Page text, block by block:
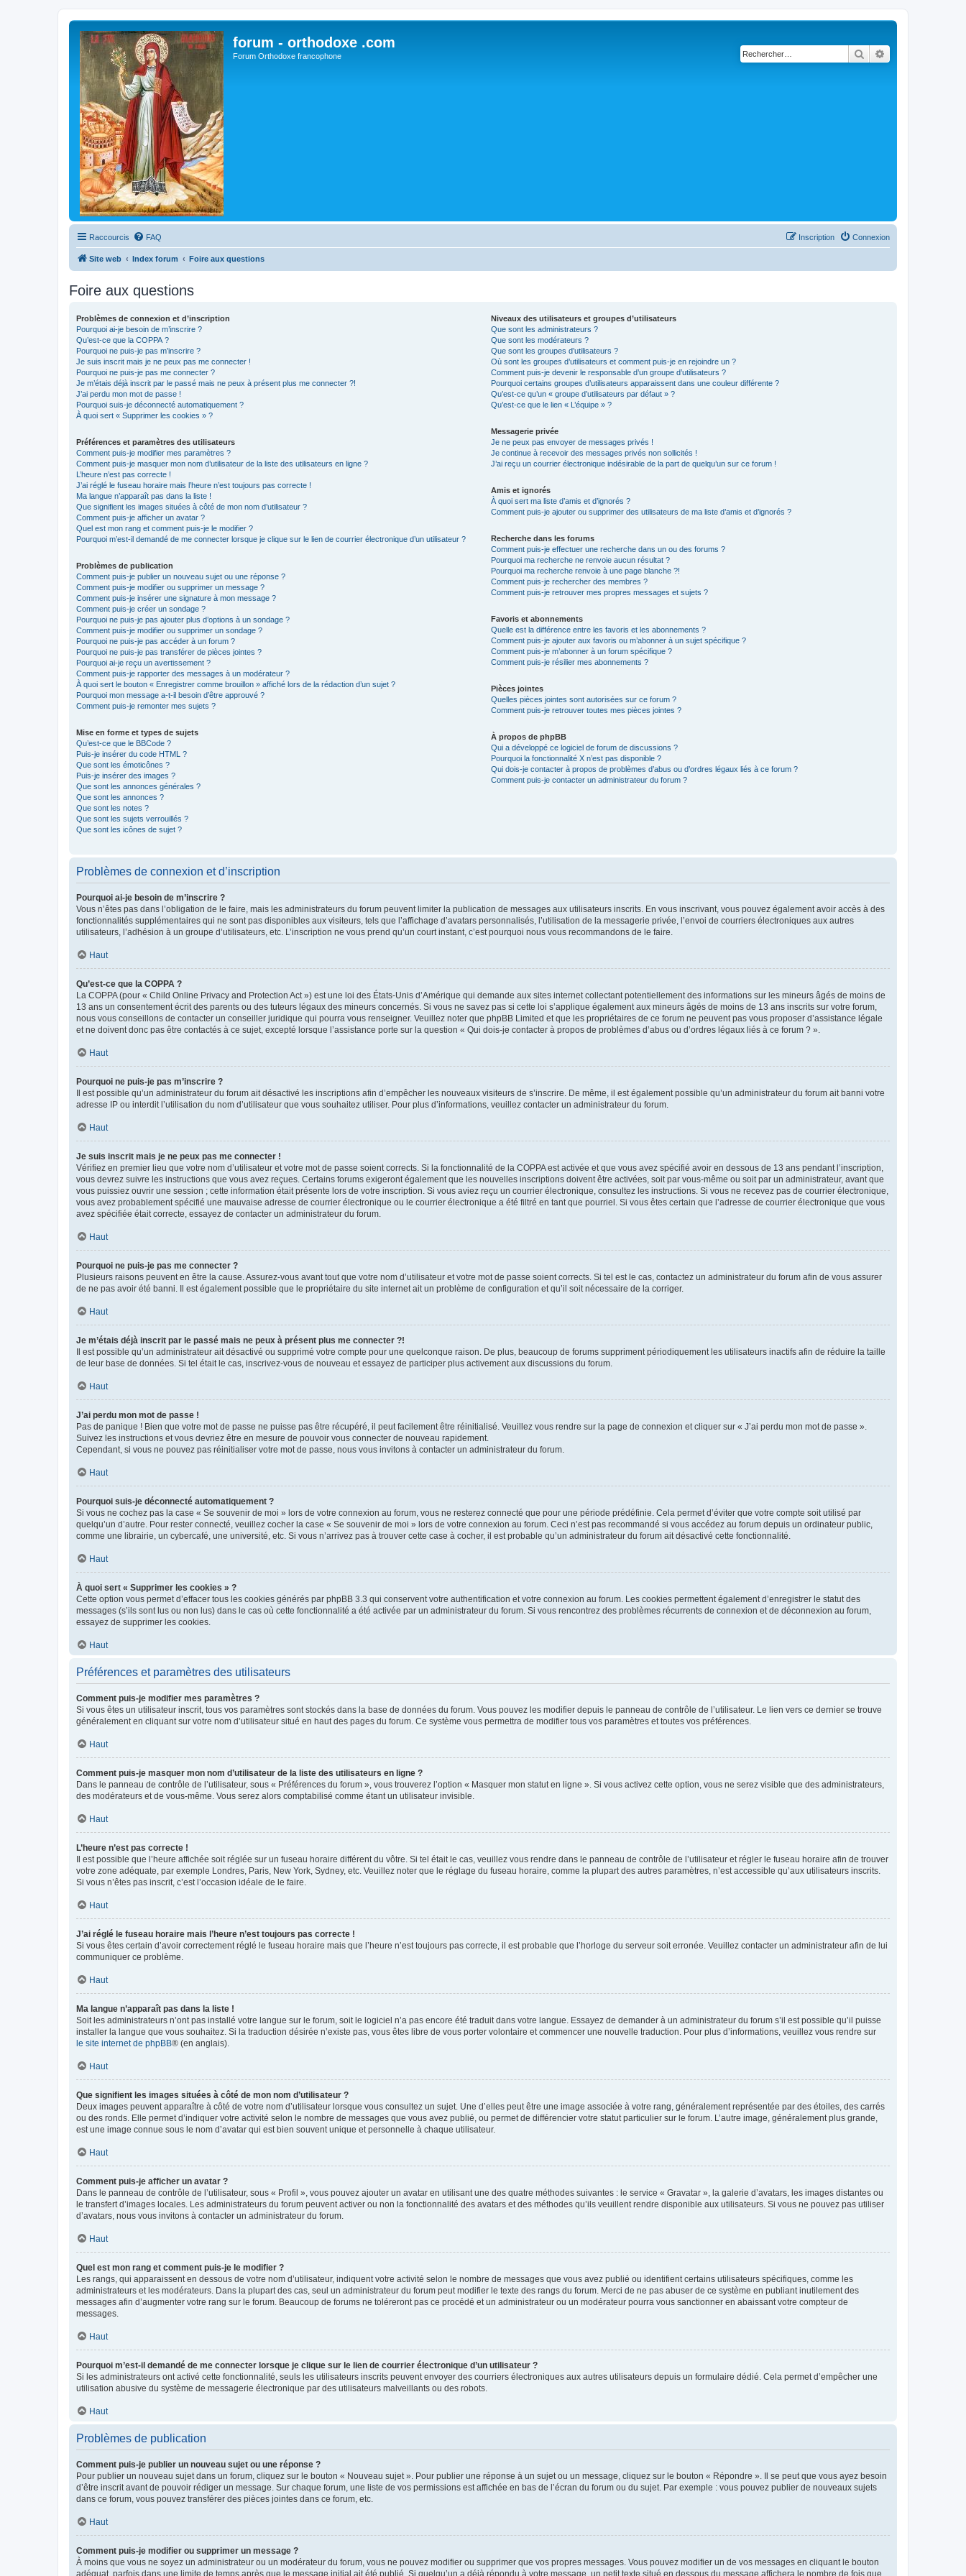
forum - orthodoxe .com
Forum Orthodoxe francophone Rechercher
Raccourcis FAQ Connexion
Inscription
Site web Index forum Foire aux questions
Foire aux questions
Problèmes de connexion et d’inscription
Pourquoi ai-je besoin de m’inscrire ?
Qu’est-ce que la COPPA ?
Pourquoi ne puis-je pas m’inscrire ?
Je suis inscrit mais je ne peux pas me connecter !
Pourquoi ne puis-je pas me connecter ?
Je m’étais déjà inscrit par le passé mais ne peux à présent plus me connecter ?!
J’ai perdu mon mot de passe !
Pourquoi suis-je déconnecté automatiquement ?
À quoi sert « Supprimer les cookies » ?
Préférences et paramètres des utilisateurs
Comment puis-je modifier mes paramètres ?
Comment puis-je masquer mon nom d’utilisateur de la liste des utilisateurs en ligne ?
L’heure n’est pas correcte !
J’ai réglé le fuseau horaire mais l’heure n’est toujours pas correcte !
Ma langue n’apparaît pas dans la liste !
Que signifient les images situées à côté de mon nom d’utilisateur ?
Comment puis-je afficher un avatar ?
Quel est mon rang et comment puis-je le modifier ?
Pourquoi m’est-il demandé de me connecter lorsque je clique sur le lien de courrier électronique d’un utilisateur ?
Problèmes de publication
Comment puis-je publier un nouveau sujet ou une réponse ?
Comment puis-je modifier ou supprimer un message ?
Comment puis-je insérer une signature à mon message ?
Comment puis-je créer un sondage ?
Pourquoi ne puis-je pas ajouter plus d’options à un sondage ?
Comment puis-je modifier ou supprimer un sondage ?
Pourquoi ne puis-je pas accéder à un forum ?
Pourquoi ne puis-je pas transférer de pièces jointes ?
Pourquoi ai-je reçu un avertissement ?
Comment puis-je rapporter des messages à un modérateur ?
À quoi sert le bouton « Enregistrer comme brouillon » affiché lors de la rédaction d’un sujet ?
Pourquoi mon message a-t-il besoin d’être approuvé ?
Comment puis-je remonter mes sujets ?
Mise en forme et types de sujets
Qu’est-ce que le BBCode ?
Puis-je insérer du code HTML ?
Que sont les émoticônes ?
Puis-je insérer des images ?
Que sont les annonces générales ?
Que sont les annonces ?
Que sont les notes ?
Que sont les sujets verrouillés ?
Que sont les icônes de sujet ?
Niveaux des utilisateurs et groupes d’utilisateurs
Que sont les administrateurs ?
Que sont les modérateurs ?
Que sont les groupes d’utilisateurs ?
Où sont les groupes d’utilisateurs et comment puis-je en rejoindre un ?
Comment puis-je devenir le responsable d’un groupe d’utilisateurs ?
Pourquoi certains groupes d’utilisateurs apparaissent dans une couleur différente ?
Qu’est-ce qu’un « groupe d’utilisateurs par défaut » ?
Qu’est-ce que le lien « L’équipe » ?
Messagerie privée
Je ne peux pas envoyer de messages privés !
Je continue à recevoir des messages privés non sollicités !
J’ai reçu un courrier électronique indésirable de la part de quelqu’un sur ce forum !
Amis et ignorés
À quoi sert ma liste d’amis et d’ignorés ?
Comment puis-je ajouter ou supprimer des utilisateurs de ma liste d’amis et d’ignorés ?
Recherche dans les forums
Comment puis-je effectuer une recherche dans un ou des forums ?
Pourquoi ma recherche ne renvoie aucun résultat ?
Pourquoi ma recherche renvoie à une page blanche ?!
Comment puis-je rechercher des membres ?
Comment puis-je retrouver mes propres messages et sujets ?
Favoris et abonnements
Quelle est la différence entre les favoris et les abonnements ?
Comment puis-je ajouter aux favoris ou m’abonner à un sujet spécifique ?
Comment puis-je m’abonner à un forum spécifique ?
Comment puis-je résilier mes abonnements ?
Pièces jointes
Quelles pièces jointes sont autorisées sur ce forum ?
Comment puis-je retrouver toutes mes pièces jointes ?
À propos de phpBB
Qui a développé ce logiciel de forum de discussions ?
Pourquoi la fonctionnalité X n’est pas disponible ?
Qui dois-je contacter à propos de problèmes d’abus ou d’ordres légaux liés à ce forum ?
Comment puis-je contacter un administrateur du forum ?
Problèmes de connexion et d’inscription
Pourquoi ai-je besoin de m’inscrire ?
Vous n’êtes pas dans l’obligation de le faire, mais les administrateurs du forum peuvent limiter la publication de messages aux utilisateurs inscrits. En vous inscrivant, vous pouvez également avoir accès à des
fonctionnalités supplémentaires qui ne sont pas disponibles aux visiteurs, tels que l’affichage d’avatars personnalisés, l’utilisation de la messagerie privée, l’envoi de courriers électroniques aux autres
utilisateurs, l’adhésion à un groupe d’utilisateurs, etc. L’inscription ne vous prend qu’un court instant, c’est pourquoi nous vous recommandons de le faire.
Haut
Qu’est-ce que la COPPA ?
La COPPA (pour « Child Online Privacy and Protection Act ») est une loi des États-Unis d’Amérique qui demande aux sites internet collectant potentiellement des informations sur les mineurs âgés de moins de
13 ans un consentement écrit des parents ou des tuteurs légaux des mineurs concernés. Si vous ne savez pas si cette loi s’applique également aux mineurs âgés de moins de 13 ans inscrits sur votre forum,
nous vous conseillons de contacter un conseiller juridique qui pourra vous renseigner. Veuillez noter que phpBB Limited et que les propriétaires de ce forum ne peuvent pas vous proposer d’assistance légale
et ne doivent donc pas être contactés à ce sujet, excepté lorsque l’assistance porte sur la question « Qui dois-je contacter à propos de problèmes d’abus ou d’ordres légaux liés à ce forum ? ».
Haut
Pourquoi ne puis-je pas m’inscrire ?
Il est possible qu’un administrateur du forum ait désactivé les inscriptions afin d’empêcher les nouveaux visiteurs de s’inscrire. De même, il est également possible qu’un administrateur du forum ait banni votre
adresse IP ou interdit l’utilisation du nom d’utilisateur que vous souhaitez utiliser. Pour plus d’informations, veuillez contacter un administrateur du forum.
Haut
Je suis inscrit mais je ne peux pas me connecter !
Vérifiez en premier lieu que votre nom d’utilisateur et votre mot de passe soient corrects. Si la fonctionnalité de la COPPA est activée et que vous avez spécifié avoir en dessous de 13 ans pendant l’inscription,
vous devrez suivre les instructions que vous avez reçues. Certains forums exigeront également que les nouvelles inscriptions doivent être activées, soit par vous-même ou soit par un administrateur, avant que
vous puissiez ouvrir une session ; cette information était présente lors de votre inscription. Si vous aviez reçu un courrier électronique, consultez les instructions. Si vous ne recevez pas de courrier électronique,
vous avez probablement spécifié une mauvaise adresse de courrier électronique ou le courrier électronique a été filtré en tant que pourriel. Si vous êtes certain que l’adresse de courrier électronique que vous
avez spécifiée était correcte, essayez de contacter un administrateur du forum.
Haut
Pourquoi ne puis-je pas me connecter ?
Plusieurs raisons peuvent en être la cause. Assurez-vous avant tout que votre nom d’utilisateur et votre mot de passe soient corrects. Si tel est le cas, contactez un administrateur du forum afin de vous assurer
de ne pas avoir été banni. Il est également possible que le propriétaire du site internet ait un problème de configuration et qu’il soit nécessaire de la corriger.
Haut
Je m’étais déjà inscrit par le passé mais ne peux à présent plus me connecter ?!
Il est possible qu’un administrateur ait désactivé ou supprimé votre compte pour une quelconque raison. De plus, beaucoup de forums suppriment périodiquement les utilisateurs inactifs afin de réduire la taille
de leur base de données. Si tel était le cas, inscrivez-vous de nouveau et essayez de participer plus activement aux discussions du forum.
Haut
J’ai perdu mon mot de passe !
Pas de panique ! Bien que votre mot de passe ne puisse pas être récupéré, il peut facilement être réinitialisé. Veuillez vous rendre sur la page de connexion et cliquer sur « J’ai perdu mon mot de passe ».
Suivez les instructions et vous devriez être en mesure de pouvoir vous connecter de nouveau rapidement.
Cependant, si vous ne pouvez pas réinitialiser votre mot de passe, nous vous invitons à contacter un administrateur du forum.
Haut
Pourquoi suis-je déconnecté automatiquement ?
Si vous ne cochez pas la case « Se souvenir de moi » lors de votre connexion au forum, vous ne resterez connecté que pour une période prédéfinie. Cela permet d’éviter que votre compte soit utilisé par
quelqu’un d’autre. Pour rester connecté, veuillez cocher la case « Se souvenir de moi » lors de votre connexion au forum. Ceci n’est pas recommandé si vous accédez au forum depuis un ordinateur public,
comme une librairie, un cybercafé, une université, etc. Si vous n’arrivez pas à trouver cette case à cocher, il est probable qu’un administrateur du forum ait désactivé cette fonctionnalité.
Haut
À quoi sert « Supprimer les cookies » ?
Cette option vous permet d’effacer tous les cookies générés par phpBB 3.3 qui conservent votre authentification et votre connexion au forum. Les cookies permettent également d’enregistrer le statut des
messages (s’ils sont lus ou non lus) dans le cas où cette fonctionnalité a été activée par un administrateur du forum. Si vous rencontrez des problèmes récurrents de connexion et de déconnexion au forum,
essayez de supprimer les cookies.
Haut
Préférences et paramètres des utilisateurs
Comment puis-je modifier mes paramètres ?
Si vous êtes un utilisateur inscrit, tous vos paramètres sont stockés dans la base de données du forum. Vous pouvez les modifier depuis le panneau de contrôle de l’utilisateur. Le lien vers ce dernier se trouve
généralement en cliquant sur votre nom d’utilisateur situé en haut des pages du forum. Ce système vous permettra de modifier tous vos paramètres et toutes vos préférences.
Haut
Comment puis-je masquer mon nom d’utilisateur de la liste des utilisateurs en ligne ?
Dans le panneau de contrôle de l’utilisateur, sous « Préférences du forum », vous trouverez l’option « Masquer mon statut en ligne ». Si vous activez cette option, vous ne serez visible que des administrateurs,
des modérateurs et de vous-même. Vous serez alors comptabilisé comme étant un utilisateur invisible.
Haut
L’heure n’est pas correcte !
Il est possible que l’heure affichée soit réglée sur un fuseau horaire différent du vôtre. Si tel était le cas, veuillez vous rendre dans le panneau de contrôle de l’utilisateur et régler le fuseau horaire afin de trouver
votre zone adéquate, par exemple Londres, Paris, New York, Sydney, etc. Veuillez noter que le réglage du fuseau horaire, comme la plupart des autres paramètres, n’est accessible qu’aux utilisateurs inscrits.
Si vous n’êtes pas inscrit, c’est l’occasion idéale de le faire.
Haut
J’ai réglé le fuseau horaire mais l’heure n’est toujours pas correcte !
Si vous êtes certain d’avoir correctement réglé le fuseau horaire mais que l’heure n’est toujours pas correcte, il est probable que l’horloge du serveur soit erronée. Veuillez contacter un administrateur afin de lui
communiquer ce problème.
Haut
Ma langue n’apparaît pas dans la liste !
Soit les administrateurs n’ont pas installé votre langue sur le forum, soit le logiciel n’a pas encore été traduit dans votre langue. Essayez de demander à un administrateur du forum s’il est possible qu’il puisse
installer la langue que vous souhaitez. Si la traduction désirée n’existe pas, vous êtes libre de vous porter volontaire et commencer une nouvelle traduction. Pour plus d’informations, veuillez vous rendre sur
le site internet de phpBB® (en anglais).
Haut
Que signifient les images situées à côté de mon nom d’utilisateur ?
Deux images peuvent apparaître à côté de votre nom d’utilisateur lorsque vous consultez un sujet. Une d’elles peut être une image associée à votre rang, généralement représentée par des étoiles, des carrés
ou des ronds. Elle permet d’indiquer votre activité selon le nombre de messages que vous avez publié, ou permet de différencier votre statut particulier sur le forum. L’autre image, généralement plus grande,
est une image connue sous le nom d’avatar qui est bien souvent unique et personnelle à chaque utilisateur.
Haut
Comment puis-je afficher un avatar ?
Dans le panneau de contrôle de l’utilisateur, sous « Profil », vous pouvez ajouter un avatar en utilisant une des quatre méthodes suivantes : le service « Gravatar », la galerie d’avatars, les images distantes ou
le transfert d’images locales. Les administrateurs du forum peuvent activer ou non la fonctionnalité des avatars et des méthodes qu’ils veuillent rendre disponible aux utilisateurs. Si vous ne pouvez pas utiliser
d’avatars, nous vous invitons à contacter un administrateur du forum.
Haut
Quel est mon rang et comment puis-je le modifier ?
Les rangs, qui apparaissent en dessous de votre nom d’utilisateur, indiquent votre activité selon le nombre de messages que vous avez publié ou identifient certains utilisateurs spécifiques, comme les
administrateurs et les modérateurs. Dans la plupart des cas, seul un administrateur du forum peut modifier le texte des rangs du forum. Merci de ne pas abuser de ce système en publiant inutilement des
messages afin d’augmenter votre rang sur le forum. Beaucoup de forums ne toléreront pas ce procédé et un administrateur ou un modérateur pourra vous sanctionner en abaissant votre compteur de
messages.
Haut
Pourquoi m’est-il demandé de me connecter lorsque je clique sur le lien de courrier électronique d’un utilisateur ?
Si les administrateurs ont activé cette fonctionnalité, seuls les utilisateurs inscrits peuvent envoyer des courriers électroniques aux autres utilisateurs depuis un formulaire dédié. Cela permet d’empêcher une
utilisation abusive du système de messagerie électronique par des utilisateurs malveillants ou des robots.
Haut
Problèmes de publication
Comment puis-je publier un nouveau sujet ou une réponse ?
Pour publier un nouveau sujet dans un forum, cliquez sur le bouton « Nouveau sujet ». Pour publier une réponse à un sujet ou un message, cliquez sur le bouton « Répondre ». Il se peut que vous ayez besoin
d’être inscrit avant de pouvoir rédiger un message. Sur chaque forum, une liste de vos permissions est affichée en bas de l’écran du forum ou du sujet. Par exemple : vous pouvez publier de nouveaux sujets
dans ce forum, vous pouvez transférer des pièces jointes dans ce forum, etc.
Haut
Comment puis-je modifier ou supprimer un message ?
À moins que vous ne soyez un administrateur ou un modérateur du forum, vous ne pouvez modifier ou supprimer que vos propres messages. Vous pouvez modifier un de vos messages en cliquant le bouton
adéquat, parfois dans une limite de temps après que le message initial ait été publié. Si quelqu’un a déjà répondu à votre message, un petit texte situé en dessous du message affichera le nombre de fois que